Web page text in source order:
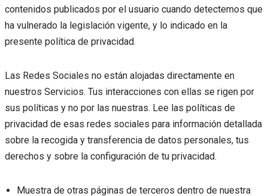
contenidos publicados por el usuario cuando detectemos que
ha vulnerado la legislación vigente, y lo indicado en la
presente política de privacidad.
Las Redes Sociales no están alojadas directamente en
nuestros Servicios. Tus interacciones con ellas se rigen por
sus políticas y no por las nuestras. Lee las políticas de
privacidad de esas redes sociales para información detallada
sobre la recogida y transferencia de datos personales, tus
derechos y sobre la configuración de tu privacidad.
Muestra de otras páginas de terceros dentro de nuestra